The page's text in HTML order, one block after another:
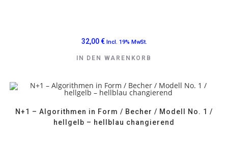
32,00€ Incl. 19% MwSt.
IN DEN WARENKORB
N+1 – Algorithmen in Form / Becher / Modell No. 1 /
hellgelb – hellblau changierend